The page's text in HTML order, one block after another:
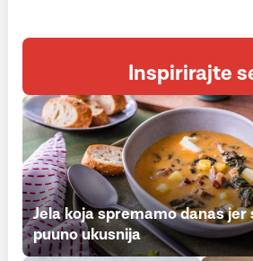
Inspirirajte
Jela koja spremamo danas jer
puuno ukusnija